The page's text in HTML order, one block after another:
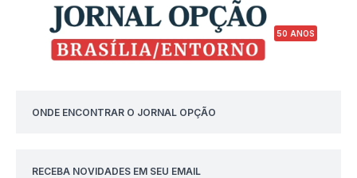
50 ANOS
ONDE ENCONTRAR O JORNAL OPÇÃO
RECEBA NOVIDADES EM SEU EMAIL